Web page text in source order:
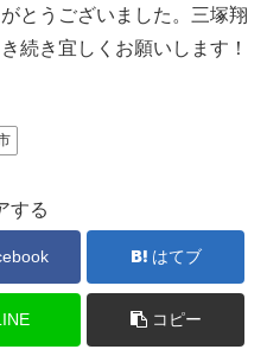
とうございました。三塚翔
続き宜しくお願いします！
する
はてブ
コピー